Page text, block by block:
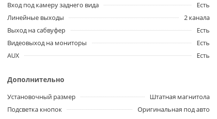
Вход под камеру заднего вида
Есть
Линейные выходы
2 канала
Выход на сабвуфер
Есть
Видеовыход на мониторы
Есть
AUX
Есть
Дополнительно
Установочный размер
Штатная магнитола
Подсветка кнопок
Оригинальная под авто